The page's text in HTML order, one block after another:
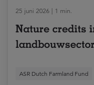
25 juni 2026 | 1 min.
Nature credits
ASR Dutch Farmland Fund